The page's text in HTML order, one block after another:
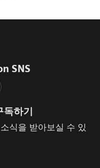
SNS
독하기
식을 받아보실 수 있